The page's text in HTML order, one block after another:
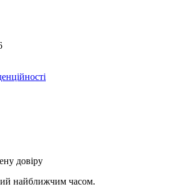
довіру
найближчим часом.